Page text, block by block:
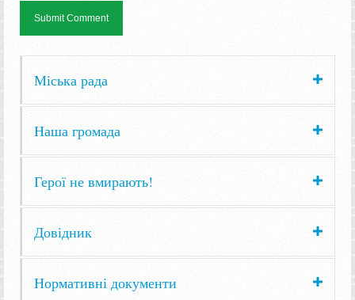
Міська рада
Наша громада
Герої не вмирають!
Довідник
Нормативні документи